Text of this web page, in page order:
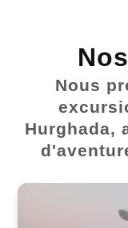
Nous
Hurghada,